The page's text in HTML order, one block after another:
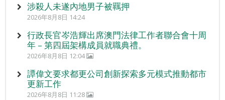
涉殺人未遂內地男子被羈押
2026年8月8日 14:24
行政長官岑浩輝出席澳門法律工作者聯合會十周
年 – 第四屆架構成員就職典禮。
2026年8月8日 12:04
譚偉文要求都更公司創新探索多元模式推動都市
更新工作
2026年8月8日 11:28